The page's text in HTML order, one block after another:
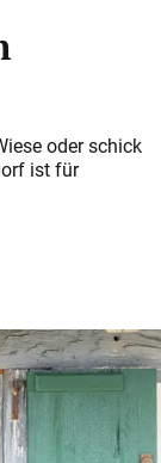
oder schick
ist für